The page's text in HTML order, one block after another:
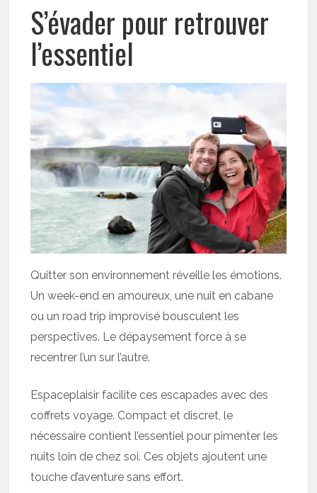
S’évader pour retrouver
l’essentiel
Quitter son environnement réveille les émotions.
Un week-end en amoureux, une nuit en cabane
ou un road trip improvisé bousculent les
perspectives. Le dépaysement force à se
recentrer l’un sur l’autre.
Espaceplaisir facilite ces escapades avec des
coffrets voyage. Compact et discret, le
nécessaire contient l’essentiel pour pimenter les
nuits loin de chez soi. Ces objets ajoutent une
touche d’aventure sans effort.